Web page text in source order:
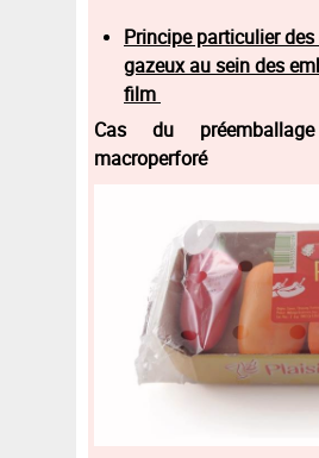
Principe particulier
gazeux au sein des
film
Cas du
macroperforé